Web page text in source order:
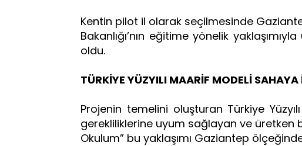
Kentin pilot il olarak seçilmesinde
Bakanlığı’nın eğitime yönelik
oldu.
TÜRKİYE YÜZYILI MAARİF MODELİ SAHAYA
Projenin temelini oluşturan Türkiye
gerekliliklerine uyum sağlayan ve üretken
Okulum” bu yaklaşımı Gaziantep